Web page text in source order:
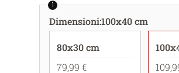
1
Dimensioni:100x40 cm
80x30 cm
79,99 €